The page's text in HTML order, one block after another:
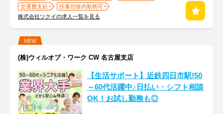
交通費支給
扶養控除内勤務可
株式会社ツクイの求人一覧を見る
NEW
(株)ウィルオブ・ワーク CW 名古屋支店
【生活サポート】近鉄四日市駅!50
～60代活躍中♪日払い・シフト相談
OK！お試し勤務も◎